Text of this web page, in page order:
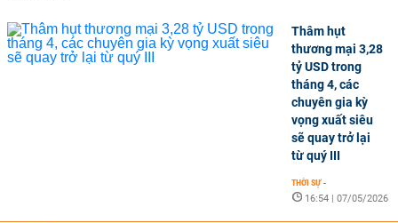
Thâm hụt
thương mại 3,28
tỷ USD trong
tháng 4, các
chuyên gia kỳ
vọng xuất siêu
sẽ quay trở lại
từ quý III
THỜI SỰ -
16:54 | 07/05/2026